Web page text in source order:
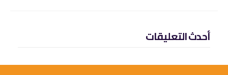
أحدث التعليقات